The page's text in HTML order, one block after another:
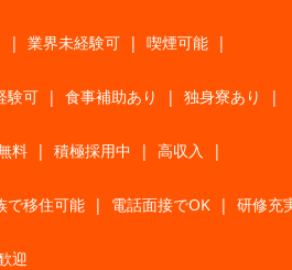
| 業界未経験可 | 喫煙可能 |
験可 | 食事補助あり | 独身寮あり |
料 | 積極採用中 | 高収入 |
で移住可能 | 電話面接でOK | 研修充
迎